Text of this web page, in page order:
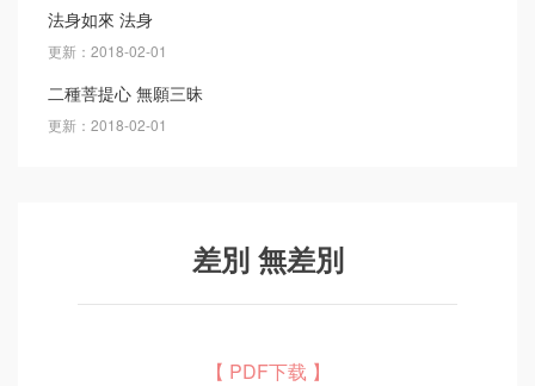
法身如來 法身
更新：2018-02-01
二種菩提心 無願三昧
更新：2018-02-01
差別 無差別
【 PDF下载 】